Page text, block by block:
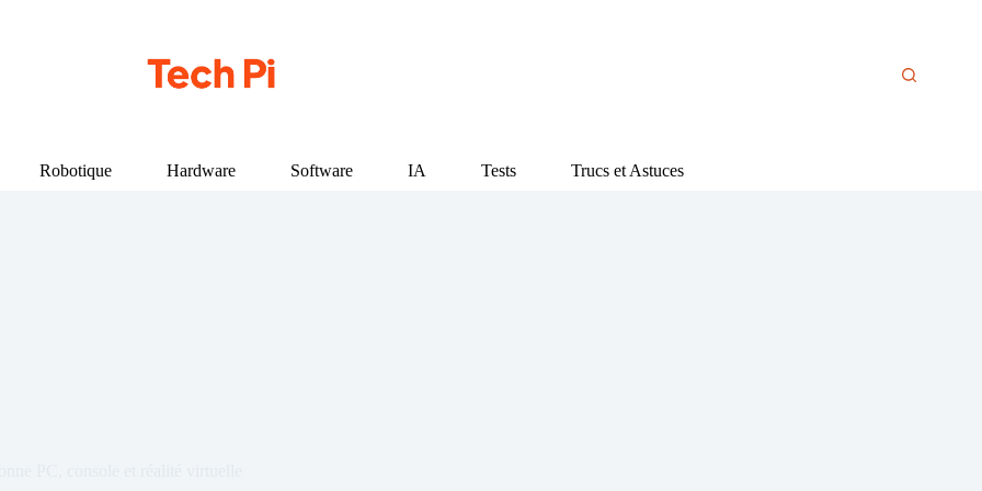
Robotique Hardware Software IA Tests Trucs et Astuces